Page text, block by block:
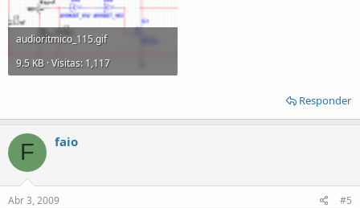
audioritmico_115.gif
9.5 KB · Visitas: 1,117
Responder
F faio
Abr 3, 2009 #5